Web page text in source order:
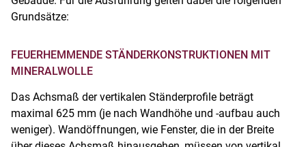
Grundsätze:
FEUERHEMMENDE STÄNDERKONSTRUKTIONEN MIT
MINERALWOLLE
Das Achsmaß der vertikalen Ständerprofile beträgt
maximal 625 mm (je nach Wandhöhe und -aufbau auch
weniger). Wandöffnungen, wie Fenster, die in der Breite